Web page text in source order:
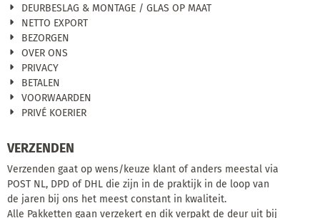
DEURBESLAG & MONTAGE / GLAS OP MAAT
NETTO EXPORT
BEZORGEN
OVER ONS
PRIVACY
BETALEN
VOORWAARDEN
PRIVÉ KOERIER
VERZENDEN
Verzenden gaat op wens/keuze klant of anders meestal via
POST NL, DPD of DHL die zijn in de praktijk in de loop van
de jaren bij ons het meest constant in kwaliteit.
Alle Pakketten gaan verzekert en dik verpakt de deur uit bij